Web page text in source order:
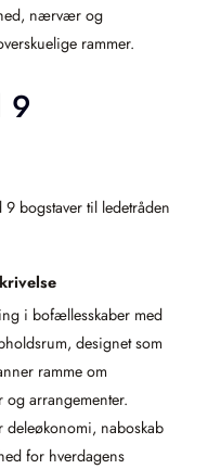
nærvær og
rammer.
9
bogstaver til ledetråden
i bofællesskaber med
designet som
ramme om
arrangementer.
deleøkonomi, naboskab
for hverdagens